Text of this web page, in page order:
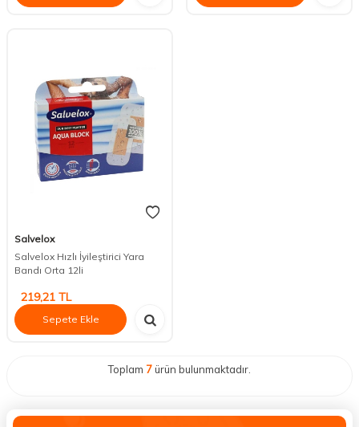
Salvelox
Salvelox Hızlı İyileştirici Yara
Bandı Orta 12li
219,21 TL
Sepete Ekle
Toplam 7ürün bulunmaktadır.